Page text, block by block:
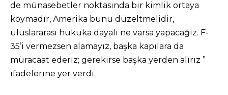
de münasebetler noktasında bir kimlik ortaya
koymadır, Amerika bunu düzeltmelidir,
uluslararası hukuka dayalı ne varsa yapacağız. F-
35’i vermezsen alamayız, başka kapılara da
müracaat ederiz; gerekirse başka yerden alırız ”
ifadelerine yer verdi.